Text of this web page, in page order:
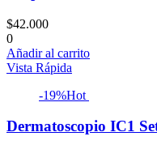
$42.000
0
Añadir al carrito
Vista Rápida
-19%Hot
Dermatoscopio IC1